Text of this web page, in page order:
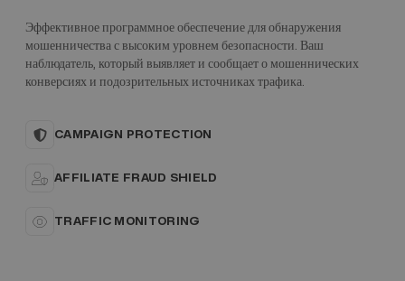
Эффективное программное обеспечение для обнаружения
мошенничества с высоким уровнем безопасности. Ваш
наблюдатель, который выявляет и сообщает о мошеннических
конверсиях и подозрительных источниках трафика.
CAMPAIGN PROTECTION
AFFILIATE FRAUD SHIELD
TRAFFIC MONITORING